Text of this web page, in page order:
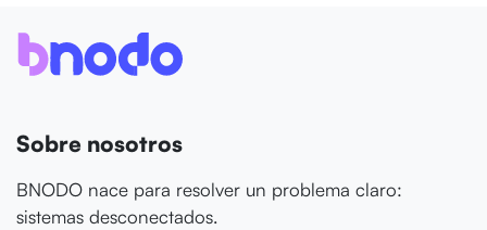
Sobre nosotros
BNODO nace para resolver un problema claro:
sistemas desconectados.